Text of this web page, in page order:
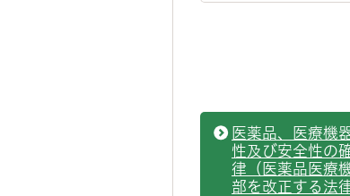
医薬品、医療機
性及び安全性の
律（医薬品医療
部を改正する法